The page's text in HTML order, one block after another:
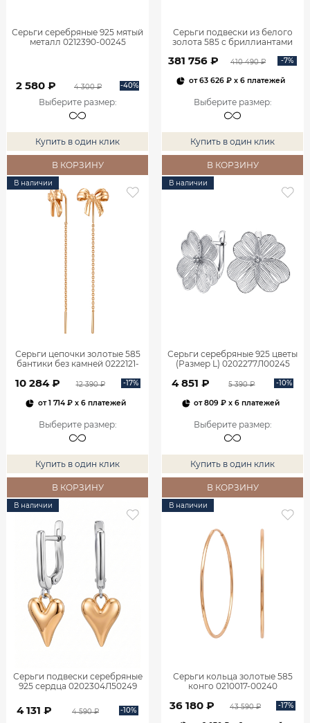
Серьги серебряные 925 мятый
металл 0212390-00245
2 580 ₽ 4 300 ₽ -40%
Выберите размер:
Купить в один клик
В КОРЗИНУ
Серьги подвески из белого
золота 585 с бриллиантами
381 756 ₽ 410 490 ₽ -7%
от63 626 ₽x 6 платежей
Выберите размер:
Купить в один клик
В КОРЗИНУ
В наличии
Серьги цепочки золотые 585
бантики без камней 0222121-
10 284 ₽ 12 390 ₽ -17%
от1 714 ₽x 6 платежей
Выберите размер:
Купить в один клик
В КОРЗИНУ
В наличии
Серьги серебряные 925 цветы
(Размер L) 0202277Л00245
4 851 ₽ 5 390 ₽ -10%
от809 ₽ x 6 платежей
Выберите размер:
Купить в один клик
В КОРЗИНУ
В наличии
Серьги подвески серебряные
925 сердца 0202304Л50249
4 131 ₽ 4 590 ₽ -10%
В наличии
Серьги кольца золотые 585
конго 0210017-00240
36 180 ₽ 43 590 ₽ -17%